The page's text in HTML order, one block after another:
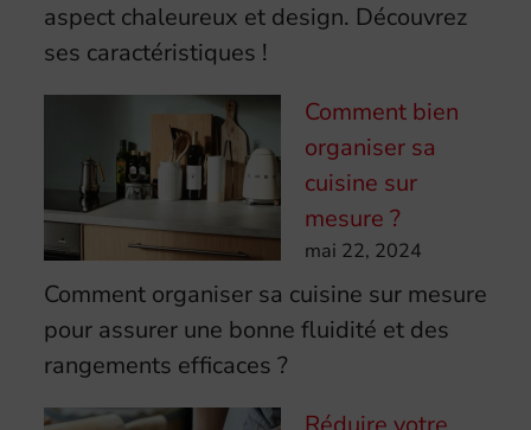
aspect chaleureux et design. Découvrez
ses caractéristiques !
Comment bien
organiser sa
cuisine sur
mesure ?
mai 22, 2024
Comment organiser sa cuisine sur mesure
pour assurer une bonne fluidité et des
rangements efficaces ?